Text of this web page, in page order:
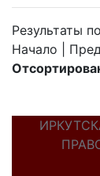
Результаты
Начало |